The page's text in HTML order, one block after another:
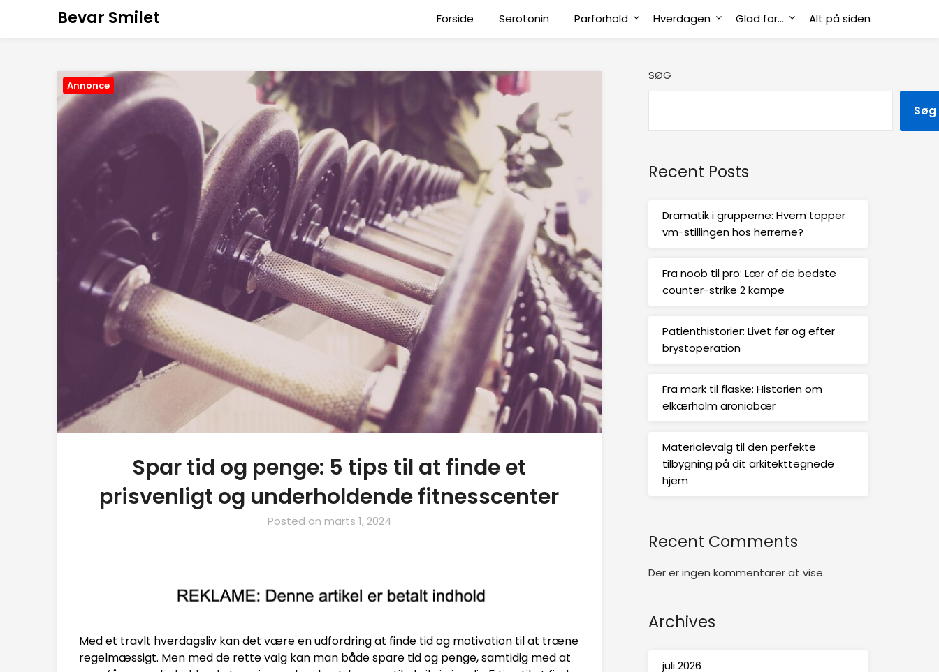
Bevar Smilet Forside Serotonin Parforhold Hverdagen Glad for… Alt på siden
Annonce
Spar tid og penge: 5 tips til at finde et
prisvenligt og underholdende fitnesscenter
Posted on marts 1, 2024
Med et travlt hverdagsliv kan det være en udfordring at finde tid og motivation til at træne
regelmæssigt. Men med de rette valg kan man både spare tid og penge, samtidig med at
SØG
Søg
Recent Posts
Dramatik i grupperne: Hvem topper
vm-stillingen hos herrerne?
Fra noob til pro: Lær af de bedste
counter-strike 2 kampe
Patienthistorier: Livet før og efter
brystoperation
Fra mark til flaske: Historien om
elkærholm aroniabær
Materialevalg til den perfekte
tilbygning på dit arkitekttegnede
hjem
Recent Comments
Der er ingen kommentarer at vise.
Archives
juli 2026